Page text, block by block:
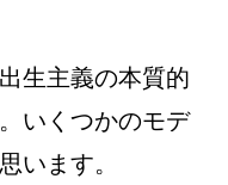
生主義の本質的
いくつかのモデ
います。